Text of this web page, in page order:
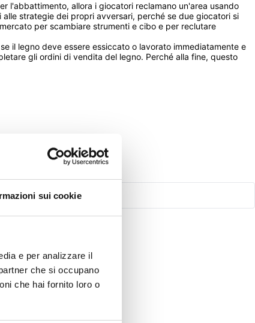
sui cookie
e per analizzare il
che si occupano
che hai fornito loro o
l'abbattimento, allora i giocatori reclamano un'area usando
strategie dei propri avversari, perché se due giocatori si
per scambiare strumenti e cibo e per reclutare
il legno deve essere essiccato o lavorato immediatamente e
gli ordini di vendita del legno. Perché alla fine, questo